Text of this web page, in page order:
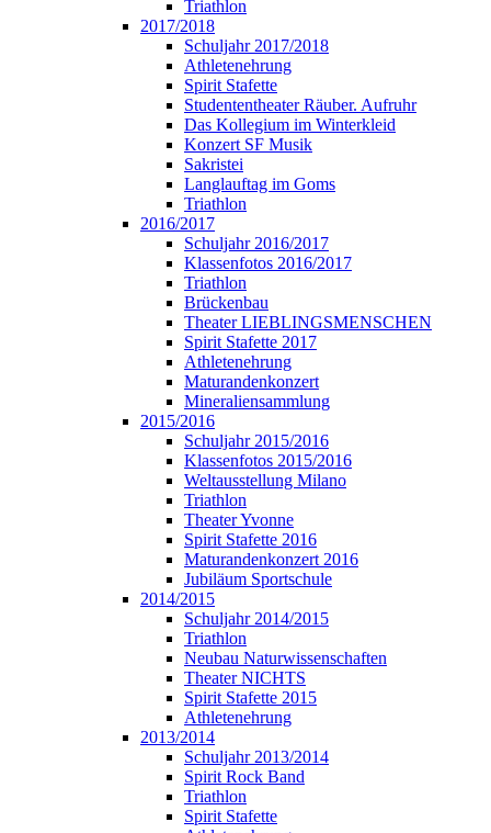
Triathlon
2017/2018
Schuljahr 2017/2018
Athletenehrung
Spirit Stafette
Studententheater Räuber. Aufruhr
Das Kollegium im Winterkleid
Konzert SF Musik
Sakristei
Langlauftag im Goms
Triathlon
2016/2017
Schuljahr 2016/2017
Klassenfotos 2016/2017
Triathlon
Brückenbau
Theater LIEBLINGSMENSCHEN
Spirit Stafette 2017
Athletenehrung
Maturandenkonzert
Mineraliensammlung
2015/2016
Schuljahr 2015/2016
Klassenfotos 2015/2016
Weltausstellung Milano
Triathlon
Theater Yvonne
Spirit Stafette 2016
Maturandenkonzert 2016
Jubiläum Sportschule
2014/2015
Schuljahr 2014/2015
Triathlon
Neubau Naturwissenschaften
Theater NICHTS
Spirit Stafette 2015
Athletenehrung
2013/2014
Schuljahr 2013/2014
Spirit Rock Band
Triathlon
Spirit Stafette